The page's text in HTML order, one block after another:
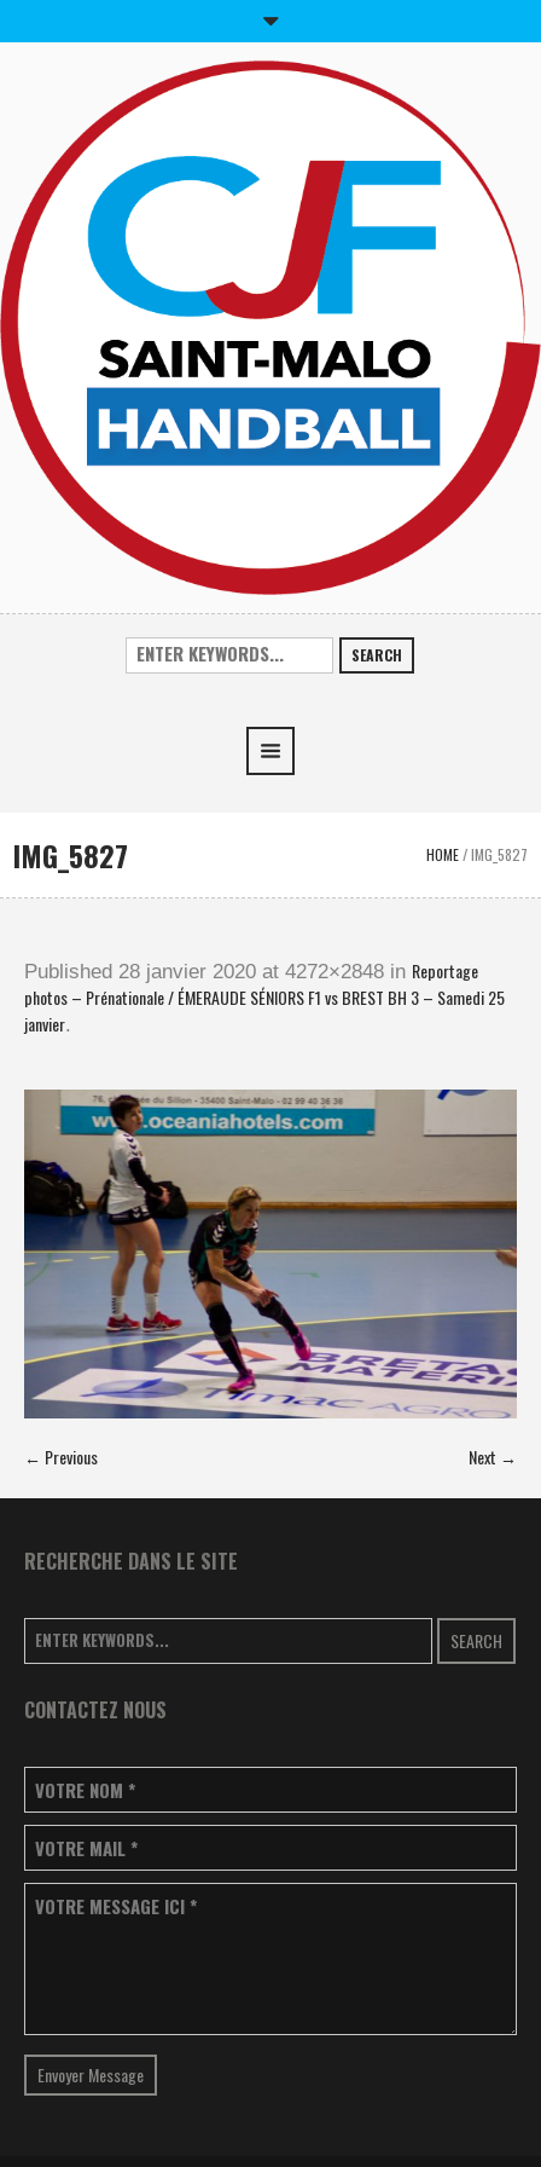
SEARCH
IMG_5827 HOME/IMG_5827
Published 28 janvier 2020 at 4272×2848 in Reportage
photos – Prénationale / ÉMERAUDE SÉNIORS F1 vs BREST BH 3 – Samedi 25
janvier.
← Previous Next →
RECHERCHE DANS LE SITE
SEARCH
CONTACTEZ NOUS
VOTRE NOM *
VOTRE MAIL *
VOTRE MESSAGE ICI *
Envoyer Message